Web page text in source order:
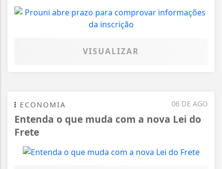
VISUALIZAR
06 DE AGO
ECONOMIA
Entenda o que muda com a nova Lei do
Frete